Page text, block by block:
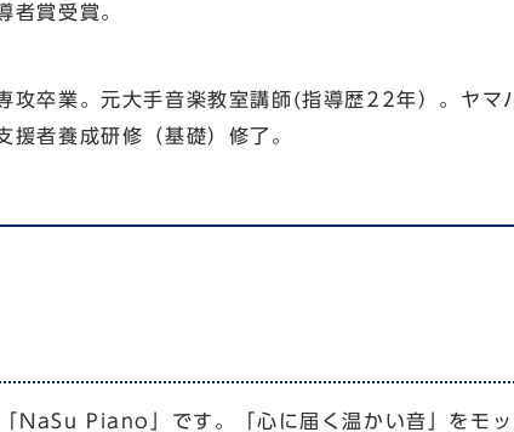
者賞受賞。
攻卒業。元大手音楽教室講師(指導歴22年）。ヤマ
援者養成研修（基礎）修了。
NaSu Piano」です。「心に届く温かい音」をモ